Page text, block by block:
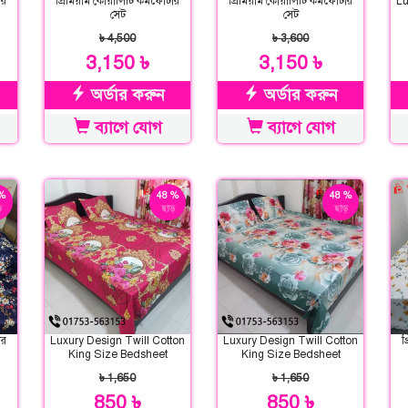
সেট
৳ 4,500
3,150 ৳
অর্ডার করুন
ব্যাগে যোগ
সেট
৳ 3,600
3,150 ৳
অর্ডার করুন
ব্যাগে যোগ
48 %
ছাড়
Luxury Design Twill Cotton
King Size Bedsheet
৳ 1,650
850 ৳
48 %
ছাড়
Luxury Design Twill Cotton
King Size Bedsheet
৳ 1,650
850 ৳